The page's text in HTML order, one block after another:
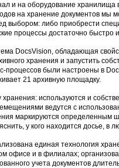
и на оборудование
на хранение документов мы
выбором: либо приобрести
процессы достаточно быстро
DocsVision, обладающая
хранения и запустить
процессов были настроены в
21 архивную площадку.
используются и
ведутся с
маркируются определенным
у кого находится досье, в
единая технология
офисе и в филиалах;
учета документов